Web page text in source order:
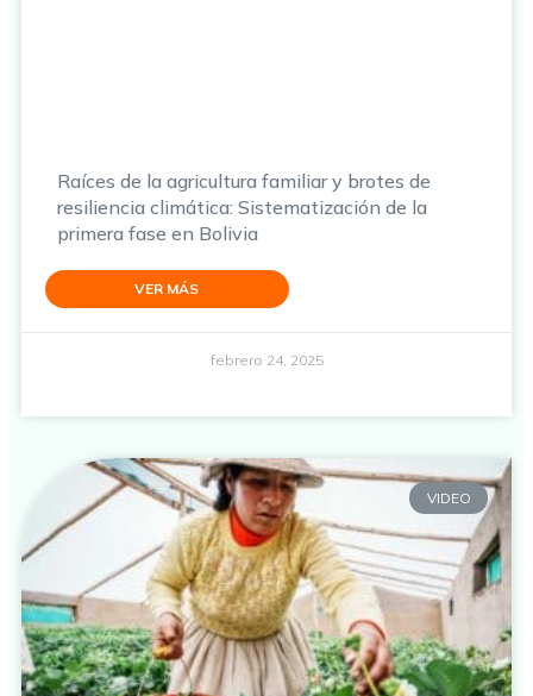
Raíces de la agricultura familiar y brotes de
resiliencia climática: Sistematización de la
primera fase en Bolivia
VER MÁS
febrero 24, 2025
VIDEO